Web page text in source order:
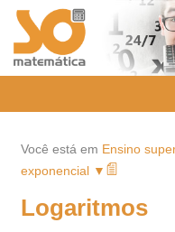
Você está em Ensino
exponencial ▼
Logaritmos